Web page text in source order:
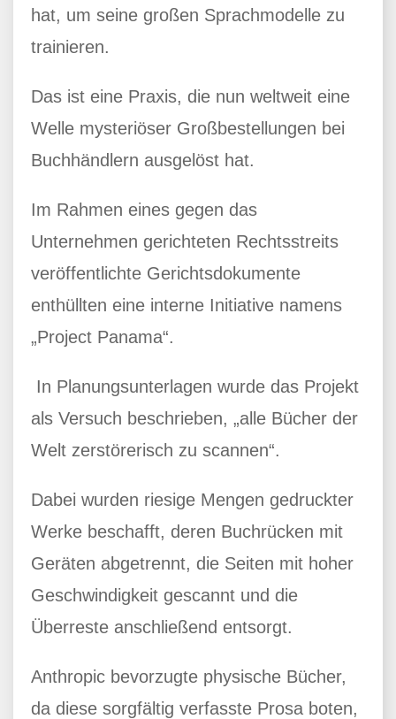
hat, um seine großen Sprachmodelle zu
trainieren.
Das ist eine Praxis, die nun weltweit eine
Welle mysteriöser Großbestellungen bei
Buchhändlern ausgelöst hat.
Im Rahmen eines gegen das
Unternehmen gerichteten Rechtsstreits
veröffentlichte Gerichtsdokumente
enthüllten eine interne Initiative namens
„Project Panama“.
In Planungsunterlagen wurde das Projekt
als Versuch beschrieben, „alle Bücher der
Welt zerstörerisch zu scannen“.
Dabei wurden riesige Mengen gedruckter
Werke beschafft, deren Buchrücken mit
Geräten abgetrennt, die Seiten mit hoher
Geschwindigkeit gescannt und die
Überreste anschließend entsorgt.
Anthropic bevorzugte physische Bücher,
da diese sorgfältig verfasste Prosa boten,